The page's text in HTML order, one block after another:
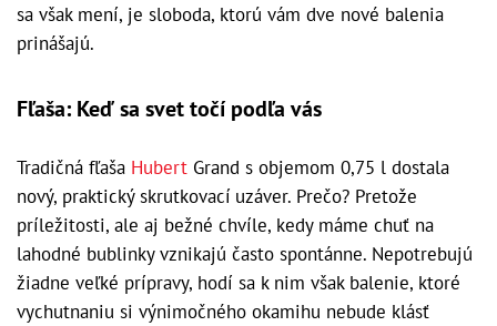
sa však mení, je sloboda, ktorú vám dve nové balenia
prinášajú.
Fľaša: Keď sa svet točí podľa vás
Tradičná fľaša Hubert Grand s objemom 0,75 l dostala
nový, praktický skrutkovací uzáver. Prečo? Pretože
príležitosti, ale aj bežné chvíle, kedy máme chuť na
lahodné bublinky vznikajú často spontánne. Nepotrebujú
žiadne veľké prípravy, hodí sa k nim však balenie, ktoré
vychutnaniu si výnimočného okamihu nebude klásť